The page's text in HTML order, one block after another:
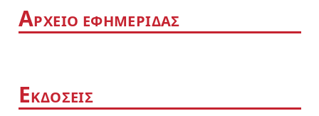
ΑΡΧΕΙΟ ΕΦΗΜΕΡΙΔΑΣ
ΕΚΔΟΣΕΙΣ